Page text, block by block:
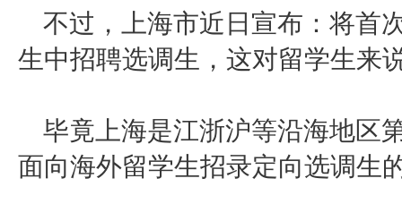
不过，上海市近日宣布：将首
生中招聘选调生，这对留学生来
毕竟上海是江浙沪等沿海地区
面向海外留学生招录定向选调生